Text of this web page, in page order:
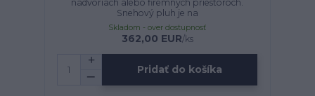
nádvoriach alebo firemných priestoroch.
Snehový pluh je na
362,00 EUR/ks
Skladom - over dostupnosť
Pridať do košíka